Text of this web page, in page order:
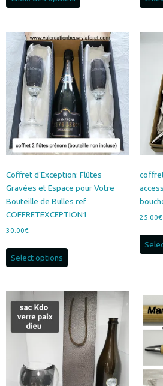
variations.
Les
options
peuvent
être
choisies
sur
la
page
du
produit
Coffret d’Exception: Flûtes
Gravées et Espace pour Votre
Bouteille de Bulles ref
COFFRETEXCEPTION1
30.00€
Select options
25.00€